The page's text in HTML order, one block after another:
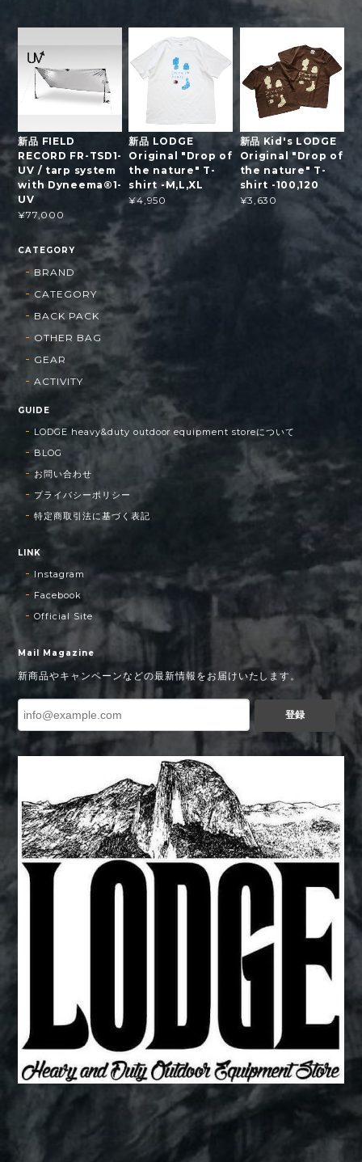
新品 FIELD
RECORD FR-TSD1-
UV / tarp system
with Dyneema®1-
UV
¥77,000
新品 LODGE
Original "Drop of
the nature" T-
shirt -M,L,XL
¥4,950
新品 Kid's LODGE
Original "Drop of
the nature" T-
shirt -100,120
¥3,630
CATEGORY
BRAND
CATEGORY
BACK PACK
OTHER BAG
GEAR
ACTIVITY
GUIDE
LODGE heavy&duty outdoor equipment storeについて
BLOG
お問い合わせ
プライバシーポリシー
特定商取引法に基づく表記
LINK
Instagram
Facebook
Official Site
Mail Magazine
新商品やキャンペーンなどの最新情報をお届けいたします。
登録